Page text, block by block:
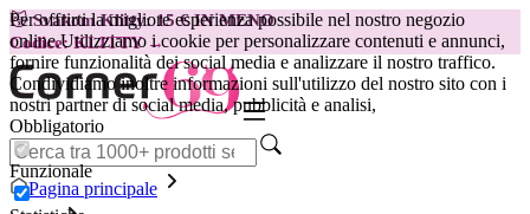
Per offrirti la migliore esperienza possibile nel nostro negozio
online.Utilizziamo i cookie per personalizzare contenuti e annunci,
fornire funzionalità dei social media e analizzare il nostro traffico.
Condividiamo inoltre informazioni sull'utilizzo del nostro sito con i
nostri partner di social media, pubblicità e analisi,
Obbligatorio
Funzionale
😽Svakom Klitty: 15 € IN MENO
Codice: KLITTY →
Pagina principale